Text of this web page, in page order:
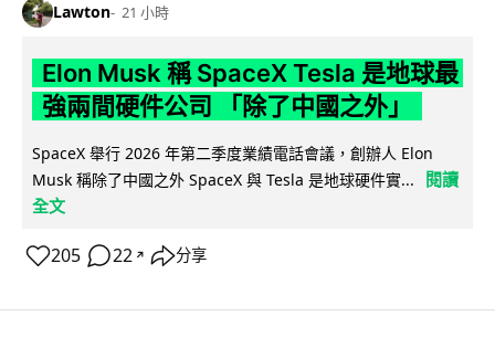
Lawton 21 小時
Elon Musk 稱 SpaceX Tesla 是地球最
強兩間硬件公司 「除了中國之外」
SpaceX 舉行 2026 年第二季度業績電話會議，創辦人 Elon
Musk 稱除了中國之外 SpaceX 與 Tesla 是地球硬件實...
閱讀
全文
205 22 ↗ 分享